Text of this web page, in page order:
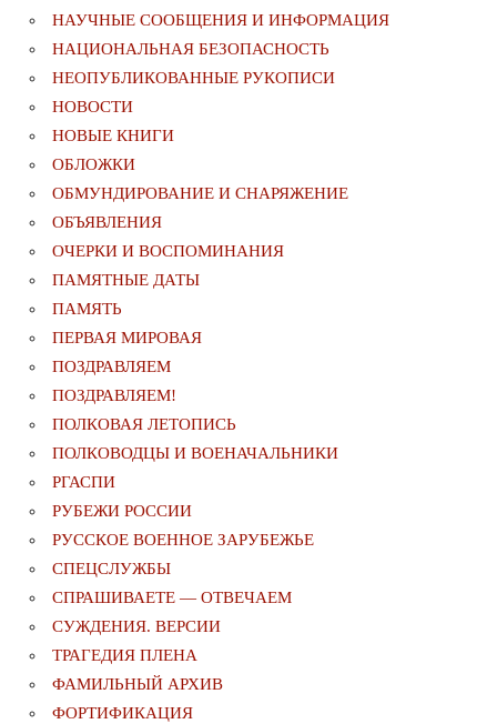
НАУЧНЫЕ СООБЩЕНИЯ И ИНФОРМАЦИЯ
НАЦИОНАЛЬНАЯ БЕЗОПАСНОСТЬ
НЕОПУБЛИКОВАННЫЕ РУКОПИСИ
НОВОСТИ
НОВЫЕ КНИГИ
ОБЛОЖКИ
ОБМУНДИРОВАНИЕ И СНАРЯЖЕНИЕ
ОБЪЯВЛЕНИЯ
ОЧЕРКИ И ВОСПОМИНАНИЯ
ПАМЯТНЫЕ ДАТЫ
ПАМЯТЬ
ПЕРВАЯ МИРОВАЯ
ПОЗДРАВЛЯЕМ
ПОЗДРАВЛЯЕМ!
ПОЛКОВАЯ ЛЕТОПИСЬ
ПОЛКОВОДЦЫ И ВОЕНАЧАЛЬНИКИ
РГАСПИ
РУБЕЖИ РОССИИ
РУССКОЕ ВОЕННОЕ ЗАРУБЕЖЬЕ
СПЕЦСЛУЖБЫ
СПРАШИВАЕТЕ — ОТВЕЧАЕМ
СУЖДЕНИЯ. ВЕРСИИ
ТРАГЕДИЯ ПЛЕНА
ФАМИЛЬНЫЙ АРХИВ
ФОРТИФИКАЦИЯ